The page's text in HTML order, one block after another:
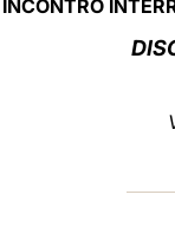
INCONTRO